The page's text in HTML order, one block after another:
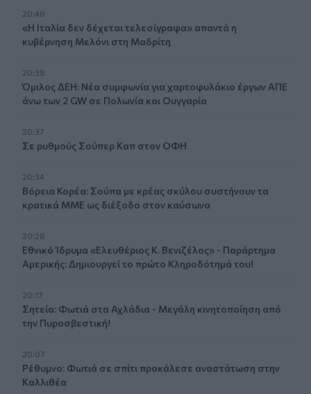
20:48
«Η Ιταλία δεν δέχεται τελεσίγραφα» απαντά η
κυβέρνηση Μελόνι στη Μαδρίτη
20:38
Όμιλος ΔΕΗ: Νέα συμφωνία για χαρτοφυλάκιο έργων ΑΠΕ
άνω των 2 GW σε Πολωνία και Ουγγαρία
20:37
Σε ρυθμούς Σούπερ Καπ στον ΟΦΗ
20:34
Βόρεια Κορέα: Σούπα με κρέας σκύλου συστήνουν τα
κρατικά ΜΜΕ ως διέξοδο στον καύσωνα
20:28
Εθνικό Ίδρυμα «Ελευθέριος Κ. Βενιζέλος» - Παράρτημα
Αμερικής: Δημιουργεί το πρώτο Κληροδότημά του!
20:17
Σητεία: Φωτιά στα Αχλάδια - Μεγάλη κινητοποίηση από
την Πυροσβεστική!
20:07
Ρέθυμνο: Φωτιά σε σπίτι προκάλεσε αναστάτωση στην
Καλλιθέα